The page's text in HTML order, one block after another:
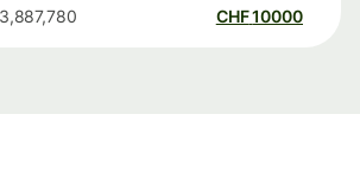
10000
CHF
3,887,780